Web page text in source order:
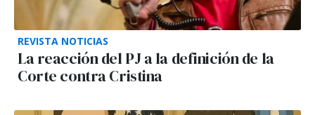
REVISTA NOTICIAS
La reacción del PJ a la definición de la
Corte contra Cristina